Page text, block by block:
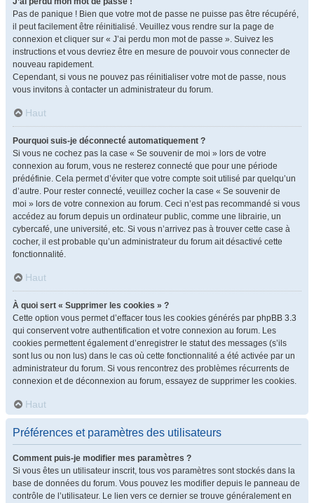
Pas de panique ! Bien que votre mot de passe ne puisse pas être récupéré,
il peut facilement être réinitialisé. Veuillez vous rendre sur la page de
connexion et cliquer sur « J’ai perdu mon mot de passe ». Suivez les
instructions et vous devriez être en mesure de pouvoir vous connecter de
nouveau rapidement.
Cependant, si vous ne pouvez pas réinitialiser votre mot de passe, nous
vous invitons à contacter un administrateur du forum.
Haut
Pourquoi suis-je déconnecté automatiquement ?
Si vous ne cochez pas la case « Se souvenir de moi » lors de votre
connexion au forum, vous ne resterez connecté que pour une période
prédéfinie. Cela permet d’éviter que votre compte soit utilisé par quelqu’un
d’autre. Pour rester connecté, veuillez cocher la case « Se souvenir de
moi » lors de votre connexion au forum. Ceci n’est pas recommandé si vous
accédez au forum depuis un ordinateur public, comme une librairie, un
cybercafé, une université, etc. Si vous n’arrivez pas à trouver cette case à
cocher, il est probable qu’un administrateur du forum ait désactivé cette
fonctionnalité.
Haut
À quoi sert « Supprimer les cookies » ?
Cette option vous permet d’effacer tous les cookies générés par phpBB 3.3
qui conservent votre authentification et votre connexion au forum. Les
cookies permettent également d’enregistrer le statut des messages (s’ils
sont lus ou non lus) dans le cas où cette fonctionnalité a été activée par un
administrateur du forum. Si vous rencontrez des problèmes récurrents de
connexion et de déconnexion au forum, essayez de supprimer les cookies.
Haut
Préférences et paramètres des utilisateurs
Comment puis-je modifier mes paramètres ?
Si vous êtes un utilisateur inscrit, tous vos paramètres sont stockés dans la
base de données du forum. Vous pouvez les modifier depuis le panneau de
contrôle de l’utilisateur. Le lien vers ce dernier se trouve généralement en